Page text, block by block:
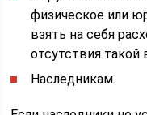
физическое или
взять на себя
отсутствия
Наследникам.